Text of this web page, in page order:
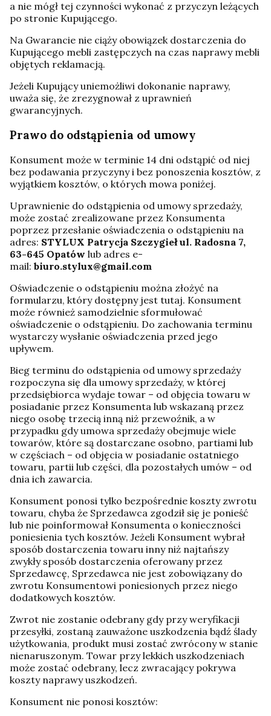
a nie mógł tej czynności wykonać z przyczyn leżących
po stronie Kupującego.
Na Gwarancie nie ciąży obowiązek dostarczenia do
Kupującego mebli zastępczych na czas naprawy mebli
objętych reklamacją.
Jeżeli Kupujący uniemożliwi dokonanie naprawy,
uważa się, że zrezygnował z uprawnień
gwarancyjnych.
Prawo do odstąpienia od umowy
Konsument może w terminie 14 dni odstąpić od niej
bez podawania przyczyny i bez ponoszenia kosztów, z
wyjątkiem kosztów, o których mowa poniżej.
Uprawnienie do odstąpienia od umowy sprzedaży,
może zostać zrealizowane przez Konsumenta
poprzez przesłanie oświadczenia o odstąpieniu na
adres: STYLUX Patrycja Szczygieł ul. Radosna 7,
63-645 Opatów lub adres e-
mail: biuro.stylux@gmail.com
Oświadczenie o odstąpieniu można złożyć na
formularzu, który dostępny jest tutaj. Konsument
może również samodzielnie sformułować
oświadczenie o odstąpieniu. Do zachowania terminu
wystarczy wysłanie oświadczenia przed jego
upływem.
Bieg terminu do odstąpienia od umowy sprzedaży
rozpoczyna się dla umowy sprzedaży, w której
przedsiębiorca wydaje towar – od objęcia towaru w
posiadanie przez Konsumenta lub wskazaną przez
niego osobę trzecią inną niż przewoźnik, a w
przypadku gdy umowa sprzedaży obejmuje wiele
towarów, które są dostarczane osobno, partiami lub
w częściach – od objęcia w posiadanie ostatniego
towaru, partii lub części, dla pozostałych umów – od
dnia ich zawarcia.
Konsument ponosi tylko bezpośrednie koszty zwrotu
towaru, chyba że Sprzedawca zgodził się je ponieść
lub nie poinformował Konsumenta o konieczności
poniesienia tych kosztów. Jeżeli Konsument wybrał
sposób dostarczenia towaru inny niż najtańszy
zwykły sposób dostarczenia oferowany przez
Sprzedawcę, Sprzedawca nie jest zobowiązany do
zwrotu Konsumentowi poniesionych przez niego
dodatkowych kosztów.
Zwrot nie zostanie odebrany gdy przy weryfikacji
przesyłki, zostaną zauważone uszkodzenia bądź ślady
użytkowania, produkt musi zostać zwrócony w stanie
nienaruszonym. Towar przy lekkich uszkodzeniach
może zostać odebrany, lecz zwracający pokrywa
koszty naprawy uszkodzeń.
Konsument nie ponosi kosztów: